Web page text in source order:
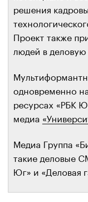
решения
Проект также
людей в
одновременно
ресурсах «РБК
медиа
Медиа Группа
такие деловые
Юг» и «Деловая